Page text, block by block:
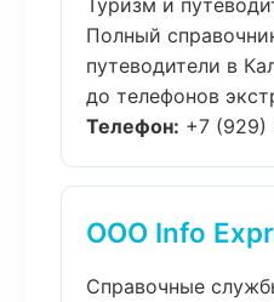
Туризм и
Полный
путеводители в
до телефонов
Телефон: +7 (929)
ООО Info
Справочные